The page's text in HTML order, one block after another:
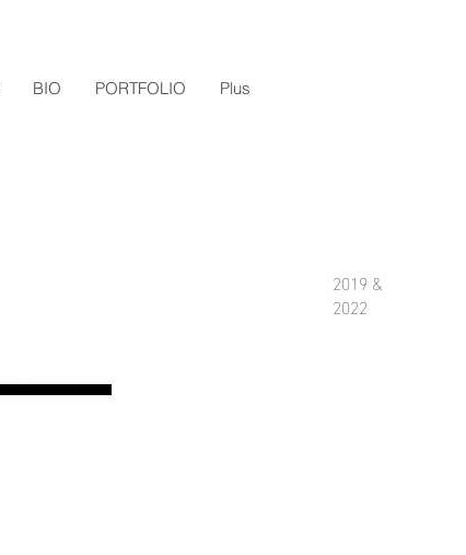
BIO PORTFOLIO Plus
2019 &
2022